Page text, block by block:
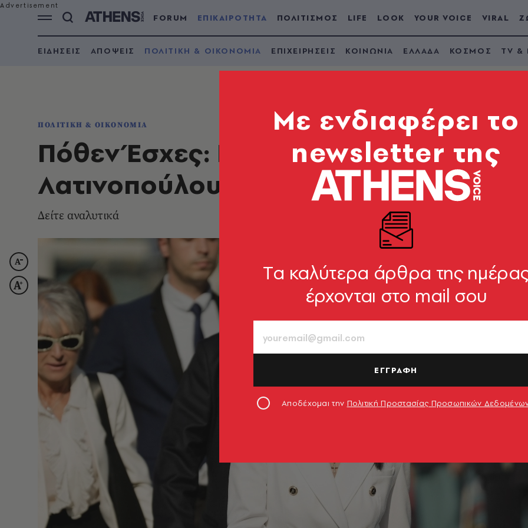
FORUM ΕΠΙΚΑΙΡΟΤΗΤΑ ΠΟΛΙΤΙΣΜΟΣ LIFE LOOK YOUR VOICE VIRAL
ΕΙΔΗΣΕΙΣ ΑΠΟΨΕΙΣ ΠΟΛΙΤΙΚΗ & ΟΙΚΟΝΟΜΙΑ ΕΠΙΧΕΙΡΗΣΕΙΣ ΚΟΙΝΩΝΙΑ ΕΛΛΑΔΑ ΚΟΣΜΟΣ TV &
ΠΟΛΙΤΙΚΗ & ΟΙΚΟΝΟΜΙΑ
Πόθεν Έσχες: Η δήλωση της
Λατινοπούλου
Δείτε αναλυτικά
Mε ενδιαφέρει το
newsletter της
Tα καλύτερα άρθρα της
έρχονται στο mail σου
ΕΓΓΡΑΦΗ
Αποδέχομαι την Πολιτική Προστασίας Προσωπικών